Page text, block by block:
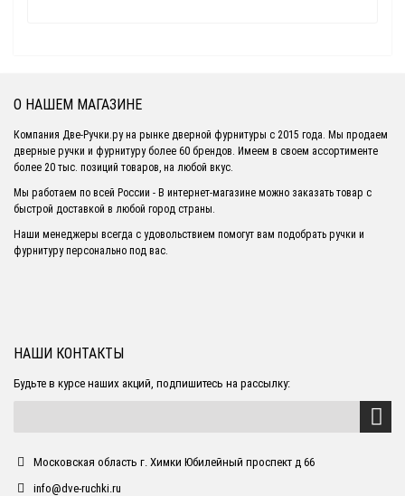
О НАШЕМ МАГАЗИНЕ
Компания Две-Ручки.ру на рынке дверной фурнитуры с 2015 года. Мы продаем
дверные ручки и фурнитуру более 60 брендов. Имеем в своем ассортименте
более 20 тыс. позиций товаров, на любой вкус.
Мы работаем по всей России - В интернет-магазине можно заказать товар с
быстрой доставкой в любой город страны.
Наши менеджеры всегда с удовольствием помогут вам подобрать ручки и
фурнитуру персонально под вас.
НАШИ КОНТАКТЫ
Будьте в курсе наших акций, подпишитесь на рассылку:
Московская область г. Химки Юбилейный проспект д 66
info@dve-ruchki.ru